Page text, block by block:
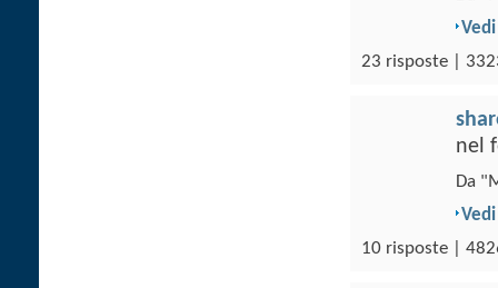
23 risposte |
nel
Da
10 risposte |